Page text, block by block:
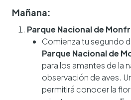
Mañana:
Parque Nacional de
Comienza tu segundo
Parque Nacional de
para los amantes de la
observación de aves.
permitirá conocer la